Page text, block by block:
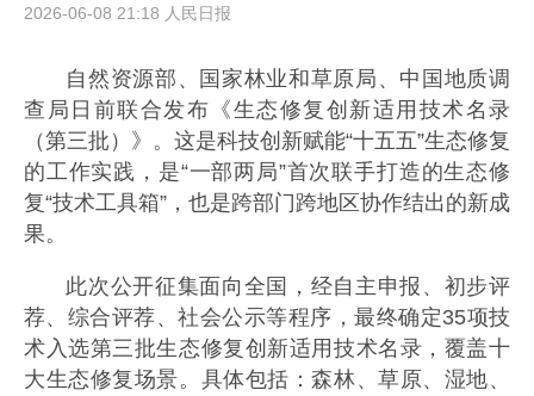
2026-06-08 21:18 人民日报
自然资源部、国家林业和草原局、中国地质调
查局日前联合发布《生态修复创新适用技术名录
（第三批）》。这是科技创新赋能“十五五”生态修复
的工作实践，是“一部两局”首次联手打造的生态修
复“技术工具箱”，也是跨部门跨地区协作结出的新成
果。
此次公开征集面向全国，经自主申报、初步评
荐、综合评荐、社会公示等程序，最终确定35项技
术入选第三批生态修复创新适用技术名录，覆盖十
大生态修复场景。具体包括：森林、草原、湿地、